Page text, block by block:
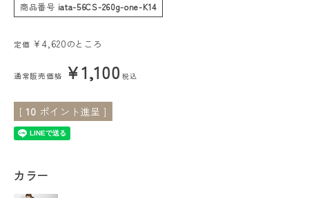
ご利用ガイド
商品番号 iata-56CS-260g-one-K14
定価 ¥4,620のところ
通常販売価格 ¥1,100 税込
[ 10 ポイント進呈 ]
カラー